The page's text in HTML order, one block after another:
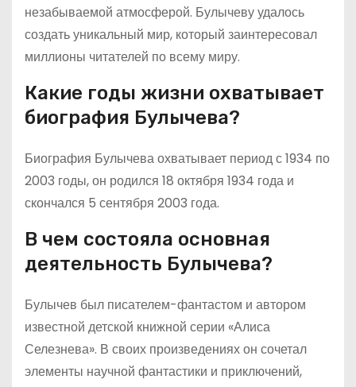
незабываемой атмосферой. Булычеву удалось
создать уникальный мир, который заинтересовал
миллионы читателей по всему миру.
Какие годы жизни охватывает
биография Булычева?
Биография Булычева охватывает период с 1934 по
2003 годы, он родился 18 октября 1934 года и
скончался 5 сентября 2003 года.
В чем состояла основная
деятельность Булычева?
Булычев был писателем-фантастом и автором
известной детской книжной серии «Алиса
Селезнева». В своих произведениях он сочетал
элементы научной фантастики и приключений,